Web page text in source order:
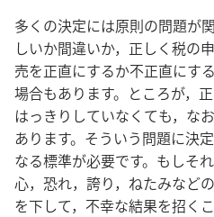
多くの決定には原則の問題が
しいか間違いか，正しく税の
売を正直にするか不正直にす
場合もあります。ところが，
はっきりしていなくても，な
あります。そういう問題に決
なる標準が必要です。もしそ
心，恐れ，誇り，ねたみなど
を下して，不幸な結果を招く